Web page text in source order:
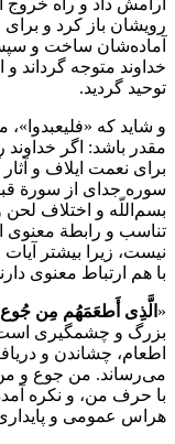
آرامش‌ داد و راه‌
رویشان‌ باز کرد و
آماده‌شان‌ ساخت‌ و
خداوند متوجه‌ گرداند و
توحید گردید.
و شاید ‌که‌
مقدر ‌باشد‌: ‌اگر‌ خداوند
‌برای‌ نعمت‌ ایلاف‌ و آثار
سوره جدای‌ ‌از‌ سورة
بسم‌‌اللّه‌ و اختلاف‌
تناسب‌ و رابطة معنوی‌
نیست‌، زیرا بیشتر
‌با‌ ‌هم‌ ارتباط معنوی‌
« الَّذِی‌ أَطعَمَهُم‌ مِن‌
بزرگ‌ و چشمگیری‌ ‌است‌
اطعام‌، چشاندن‌ و
می‌رساند. ‌من‌ جوع‌ و
‌با‌ حرف‌ ‌من‌، و نکره‌
هراس‌ عمومی‌ و پایداری‌